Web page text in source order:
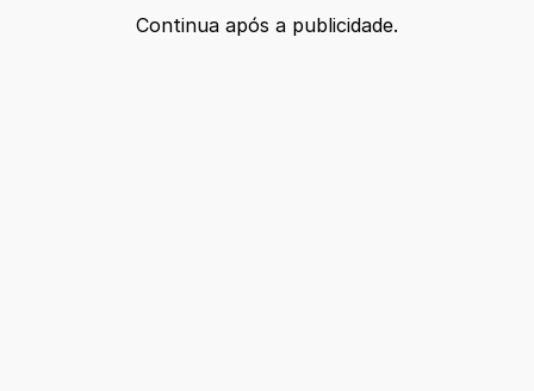
Continua após a publicidade.